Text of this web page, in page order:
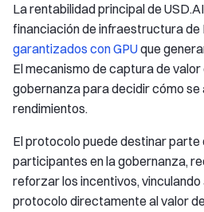
La rentabilidad principal de
financiación de infraestructura de
garantizados con GPUque
El mecanismo de captura de valor
gobernanza para decidir cómo se
rendimientos.
El protocolo puede destinar parte
participantes en la gobernanza,
reforzar los incentivos, vinculando
protocolo directamente al valor de